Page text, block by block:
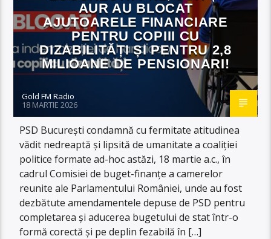
AUR AU BLOCAT
AJUTOARELE FINANCIARE
PENTRU COPIII CU
DIZABILITĂȚI ȘI PENTRU 2,8
MILIOANE DE PENSIONARI!
Gold FM Radio
18 MARTIE 2026
​PSD București condamnă cu fermitate atitudinea
vădit nedreaptă și lipsită de umanitate a coaliției
politice formate ad-hoc astăzi, 18 martie a.c., în
cadrul Comisiei de buget-finanțe a camerelor
reunite ale Parlamentului României, unde au fost
dezbătute amendamentele depuse de PSD pentru
completarea și aducerea bugetului de stat într-o
formă corectă și pe deplin fezabilă în […]